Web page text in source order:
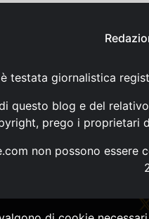
testata giornalistica
questo blog e del
prego i proprietari
non possono